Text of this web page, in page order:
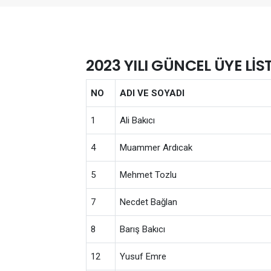
2023 YILI GÜNCEL ÜYE
NO ADI VE SOYADI
1 Ali Bakıcı
4 Muammer Ardıcak
5 Mehmet Tozlu
7 Necdet Bağlan
8 Barış Bakıcı
12 Yusuf Emre